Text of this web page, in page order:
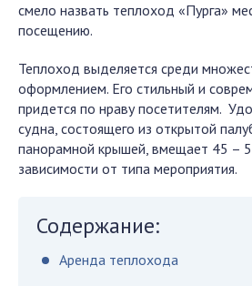
смело назвать теплоход «Пурга»
посещению.
Теплоход выделяется среди
оформлением. Его стильный и
придется по нраву посетителям.
судна, состоящего из открытой
панорамной крышей, вмещает 45 –
зависимости от типа мероприятия.
Содержание:
Аренда теплохода